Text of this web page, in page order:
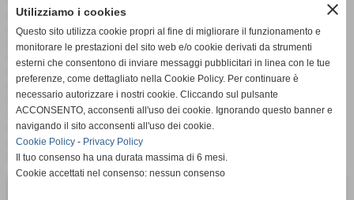
Realizzazione recinzioni
Assistenza tecnica
Consegna a domicilio:
1 Autotreno
2 Camion motrice
1 Camion con botte per gli sfusi
1 Furgone Iveco
2 Furgoni DoblÃ²
Ritiro prodotti agricoli
Analisi del terreno
Analisi Fogliari
close
Utilizziamo i cookies
Questo sito utilizza cookie propri al fine di migliorare il funzionamento e
monitorare le prestazioni del sito web e/o cookie derivati da strumenti
esterni che consentono di inviare messaggi pubblicitari in linea con le tue
preferenze, come dettagliato nella Cookie Policy. Per continuare è
necessario autorizzare i nostri cookie. Cliccando sul pulsante
ACCONSENTO, acconsenti all'uso dei cookie. Ignorando questo banner e
navigando il sito acconsenti all'uso dei cookie.
Cookie Policy - Privacy Policy
Il tuo consenso ha una durata massima di 6 mesi.
Cookie accettati nel consenso: nessun consenso